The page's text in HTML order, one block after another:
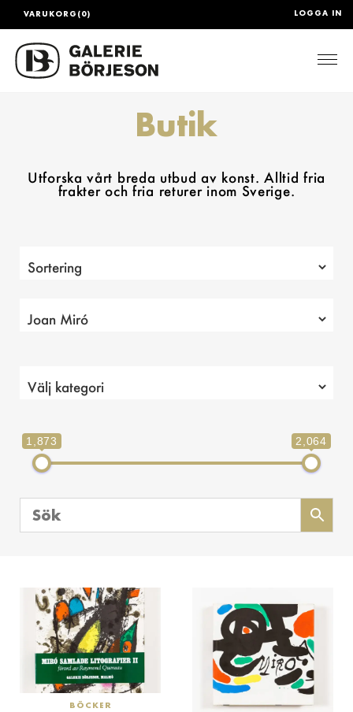
LOGGA IN
VARUKORG(0)
Butik
Utforska vårt breda utbud av konst. Alltid fria
frakter och fria returer inom Sverige.
1,873 2,064
BÖCKER